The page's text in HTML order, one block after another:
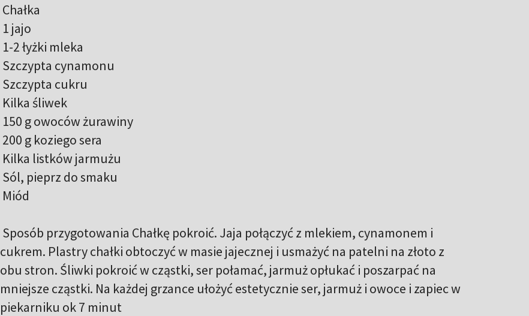
Chałka
1 jajo
1-2 łyżki mleka
Szczypta cynamonu
Szczypta cukru
Kilka śliwek
150 g owoców żurawiny
200 g koziego sera
Kilka listków jarmużu
Sól, pieprz do smaku
Miód
Sposób przygotowania Chałkę pokroić. Jaja połączyć z mlekiem, cynamonem i
cukrem. Plastry chałki obtoczyć w masie jajecznej i usmażyć na patelni na złoto z
obu stron. Śliwki pokroić w cząstki, ser połamać, jarmuż opłukać i poszarpać na
mniejsze cząstki. Na każdej grzance ułożyć estetycznie ser, jarmuż i owoce i zapiec w
piekarniku ok 7 minut